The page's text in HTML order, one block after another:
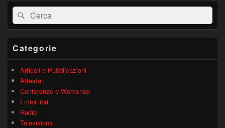
Area
widget
barra
laterale
Cerca:Cerca
Categorie
Articoli e Pubblicazioni
Attestati
Conferenze e Workshop
I miei libri
Radio
Televisione